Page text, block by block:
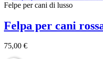
Felpe per cani di lusso
Felpa per cani
75,00 €